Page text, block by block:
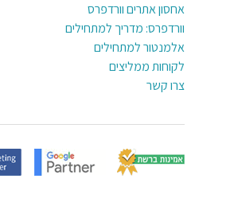
אחסון אתרים וורדפרס
וורדפרס: מדריך למתחילים
אלמנטור למתחילים
לקוחות ממליצים
צרו קשר